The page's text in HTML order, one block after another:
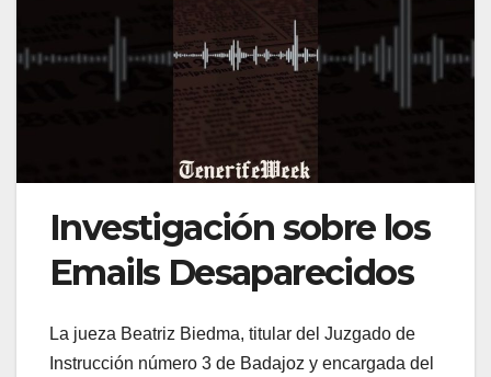
Investigación sobre los
Emails Desaparecidos
La jueza Beatriz Biedma, titular del Juzgado de
Instrucción número 3 de Badajoz y encargada del